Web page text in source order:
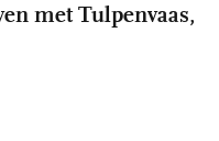
met Tulpenvaas,